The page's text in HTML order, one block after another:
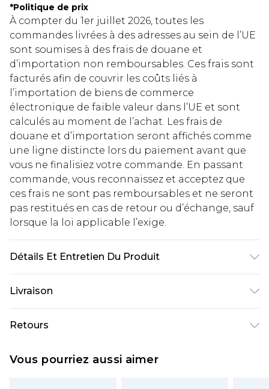
*Politique de prix
À compter du 1er juillet 2026, toutes les
commandes livrées à des adresses au sein de l’UE
sont soumises à des frais de douane et
d’importation non remboursables. Ces frais sont
facturés afin de couvrir les coûts liés à
l’importation de biens de commerce
électronique de faible valeur dans l’UE et sont
calculés au moment de l’achat. Les frais de
douane et d’importation seront affichés comme
une ligne distincte lors du paiement avant que
vous ne finalisiez votre commande. En passant
commande, vous reconnaissez et acceptez que
ces frais ne sont pas remboursables et ne seront
pas restitués en cas de retour ou d’échange, sauf
lorsque la loi applicable l’exige.
Détails Et Entretien Du Produit
Livraison
Livraison standard France
€2.99
Livraison express France
Retours
à compter de la réception pour nous retourner
Vous pourriez aussi aimer